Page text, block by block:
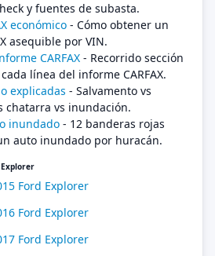
y fuentes de subasta.
económico - Cómo obtener un
asequible por VIN.
CARFAX - Recorrido sección
línea del informe CARFAX.
explicadas - Salvamento vs
chatarra vs inundación.
inundado - 12 banderas rojas
auto inundado por huracán.
Ford Explorer
Ford Explorer
Ford Explorer